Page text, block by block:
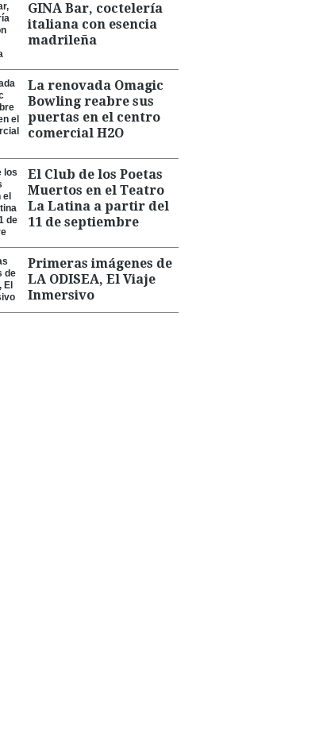
GINA Bar, coctelería
italiana con esencia
madrileña
La renovada Omagic
Bowling reabre sus
puertas en el centro
comercial H2O
El Club de los Poetas
Muertos en el Teatro
La Latina a partir del
11 de septiembre
Primeras imágenes de
LA ODISEA, El Viaje
Inmersivo